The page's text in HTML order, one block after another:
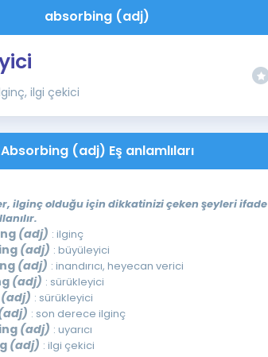
absorbing (adj)
ilgi çekici
Absorbing (adj) Eş anlamlıları
ilginç olduğu için dikkatinizi çeken şeyleri ifade
(adj) : ilginç
(adj) : büyüleyici
(adj) : inandırıcı, heyecan verici
(adj) : sürükleyici
(adj) : sürükleyici
: son derece ilginç
(adj) : uyarıcı
(adj) : ilgi çekici